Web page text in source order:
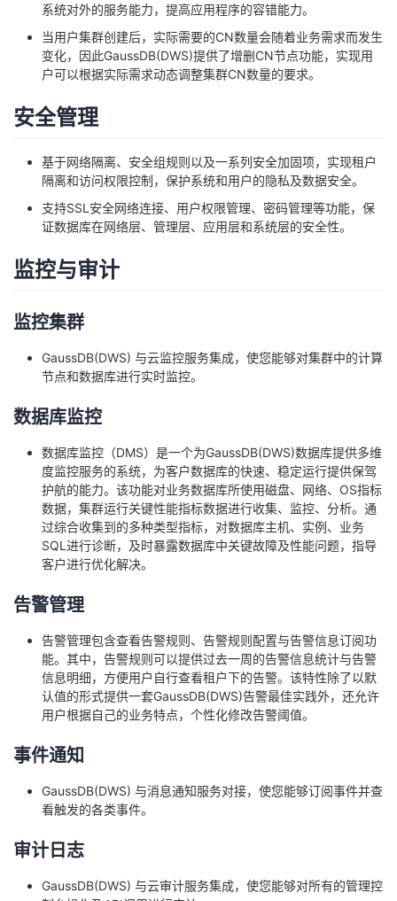
系统对外的服务能力，提高应用程序的容错能力。
当用户集群创建后，实际需要的CN数量会随着业务需求而发生
变化，因此GaussDB(DWS)提供了增删CN节点功能，实现用
户可以根据实际需求动态调整集群CN数量的要求。
安全管理
基于网络隔离、安全组规则以及一系列安全加固项，实现租户
隔离和访问权限控制，保护系统和用户的隐私及数据安全。
支持SSL安全网络连接、用户权限管理、密码管理等功能，保
证数据库在网络层、管理层、应用层和系统层的安全性。
监控与审计
监控集群
GaussDB(DWS) 与云监控服务集成，使您能够对集群中的计算
节点和数据库进行实时监控。
数据库监控
数据库监控（DMS）是一个为GaussDB(DWS)数据库提供多维
度监控服务的系统，为客户数据库的快速、稳定运行提供保驾
护航的能力。该功能对业务数据库所使用磁盘、网络、OS指标
数据，集群运行关键性能指标数据进行收集、监控、分析。通
过综合收集到的多种类型指标，对数据库主机、实例、业务
SQL进行诊断，及时暴露数据库中关键故障及性能问题，指导
客户进行优化解决。
告警管理
告警管理包含查看告警规则、告警规则配置与告警信息订阅功
能。其中，告警规则可以提供过去一周的告警信息统计与告警
信息明细，方便用户自行查看租户下的告警。该特性除了以默
认值的形式提供一套GaussDB(DWS)告警最佳实践外，还允许
用户根据自己的业务特点，个性化修改告警阈值。
事件通知
GaussDB(DWS) 与消息通知服务对接，使您能够订阅事件并查
看触发的各类事件。
审计日志
GaussDB(DWS) 与云审计服务集成，使您能够对所有的管理控